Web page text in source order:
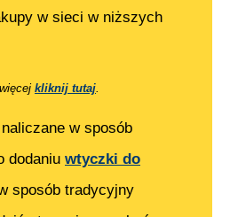
w sieci w niższych
kliknij tutaj
w sposób
dodaniu wtyczki do
sposób tradycyjny